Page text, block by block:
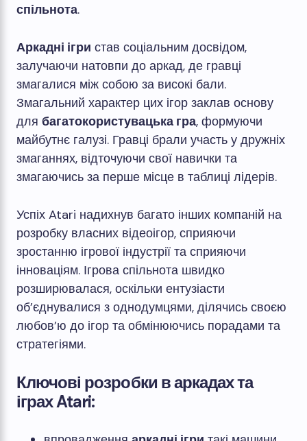
спільнота.
Аркадні ігри став соціальним досвідом,
залучаючи натовпи до аркад, де гравці
змагалися між собою за високі бали.
Змагальний характер цих ігор заклав основу
для багатокористувацька гра, формуючи
майбутнє галузі. Гравці брали участь у дружніх
змаганнях, відточуючи свої навички та
змагаючись за перше місце в таблиці лідерів.
Успіх Atari надихнув багато інших компаній на
розробку власних відеоігор, сприяючи
зростанню ігрової індустрії та сприяючи
інноваціям. Ігрова спільнота швидко
розширювалася, оскільки ентузіасти
об’єднувалися з однодумцями, ділячись своєю
любов’ю до ігор та обмінюючись порадами та
стратегіями.
Ключові розробки в аркадах та
іграх Atari: